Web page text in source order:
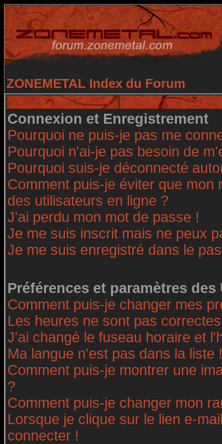
ZONEMETAL Index du Forum
Connexion et Enregistrement
Pourquoi ne puis-je pas me
Pourquoi n'ai-je pas besoin de
Pourquoi suis-je déconnecté
Comment puis-je éviter que
des utilisateurs en ligne ?
J'ai perdu mon mot de passe !
Je me suis inscrit mais ne peux
Je me suis enregistré dans le
Préférences et paramètres
Comment puis-je changer mes
Les heures ne sont pas
J'ai changé le fuseau horaire et
Ma langue n'est pas dans la liste !
Comment puis-je montrer une
?
Comment puis-je changer mon
Lorsque je clique sur le lien e-
connecter !